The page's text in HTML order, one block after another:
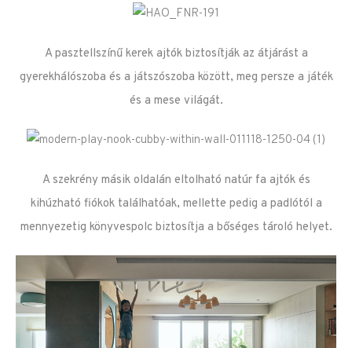
A pasztellszínű kerek ajtók biztosítják az átjárást a
gyerekhálószoba és a játszószoba között, meg persze a játék
és a mese világát.
A szekrény másik oldalán eltolható natúr fa ajtók és
kihúzható fiókok találhatóak, mellette pedig a padlótól a
mennyezetig könyvespolc biztosítja a bőséges tároló helyet.